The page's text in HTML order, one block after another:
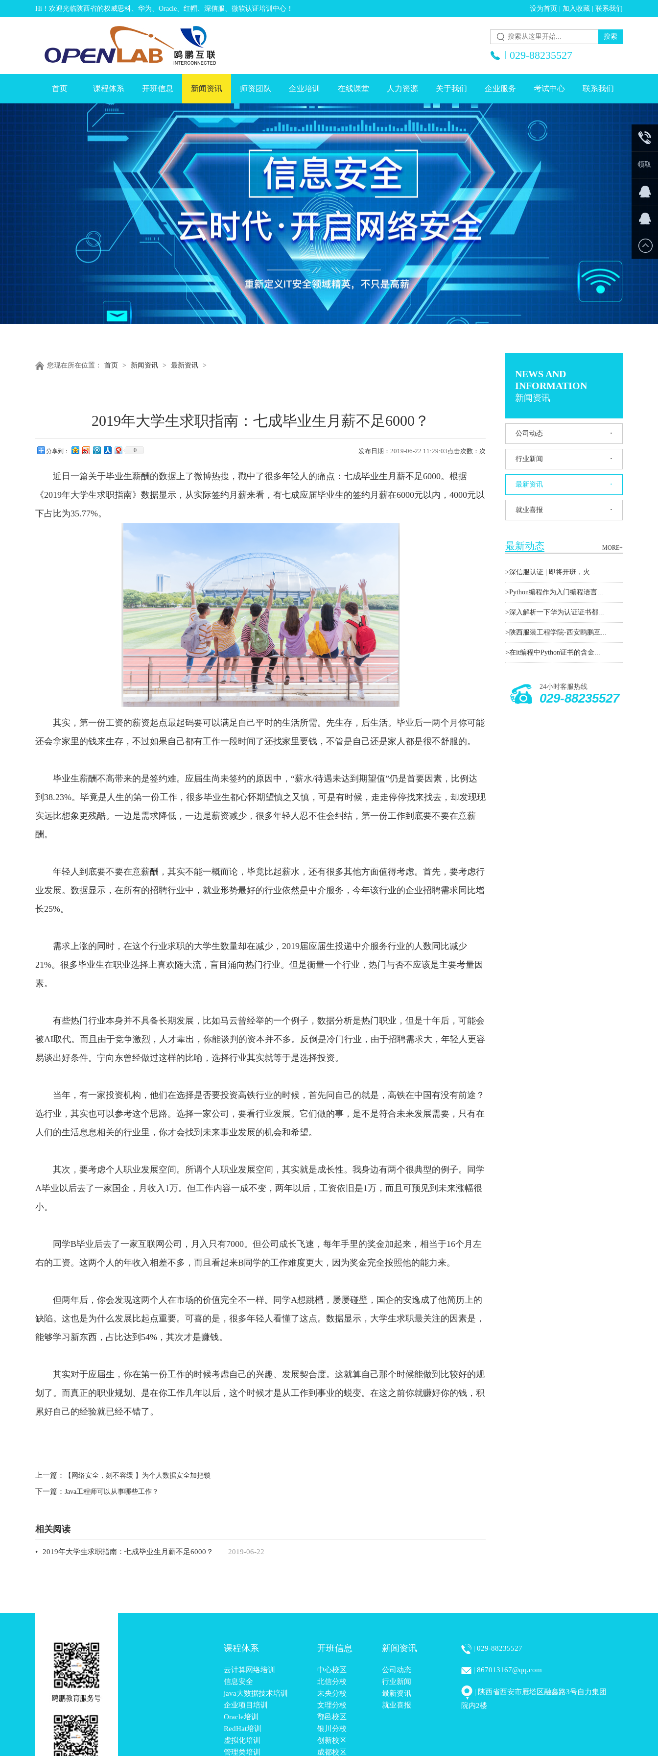
Hi！欢迎光临陕西省的权威思科、华为、Oracle、红帽、深信服、微软认证培训中心！ 设为首页 加入收藏 联系我们
| 029-88235527
首页 课程体系 开班信息 新闻资讯 师资团队 企业培训 在线课堂 人力资源 关于我们 企业服务 考试中心 联系我们
NEWSAND
INFORMATION
新闻资讯
公司动态 ·
行业新闻 ·
最新资讯 ·
就业喜报 ·
最新动态 MORE+
>深信服认证|即将开班，火...
>Python编程作为入门编程语言...
>深入解析一下华为认证证书都...
>陕西服装工程学院-西安鸥鹏互...
>在it编程中Python证书的含金...
24小时客服热线
029-88235527
您现在所在位置： 首页 > 新闻资讯 > 最新资讯 >
2019年大学生求职指南：七成毕业生月薪不足6000？
发布日期： 2019-06-2211:29:03点击次数： 次
分享到： 0
近日一篇关于毕业生薪酬的数据上了微博热搜，戳中了很多年轻人的痛点：七成毕业生月薪不足6000。根据
《2019年大学生求职指南》数据显示，从实际签约月薪来看，有七成应届毕业生的签约月薪在6000元以内，4000元以
下占比为35.77%。
其实，第一份工资的薪资起点最起码要可以满足自己平时的生活所需。先生存，后生活。毕业后一两个月你可能
还会拿家里的钱来生存，不过如果自己都有工作一段时间了还找家里要钱，不管是自己还是家人都是很不舒服的。
毕业生薪酬不高带来的是签约难。应届生尚未签约的原因中，“薪水/待遇未达到期望值”仍是首要因素，比例达
到38.23%。毕竟是人生的第一份工作，很多毕业生都心怀期望慎之又慎，可是有时候，走走停停找来找去，却发现现
实远比想象更残酷。一边是需求降低，一边是薪资减少，很多年轻人忍不住会纠结，第一份工作到底要不要在意薪
酬。
年轻人到底要不要在意薪酬，其实不能一概而论，毕竟比起薪水，还有很多其他方面值得考虑。首先，要考虑行
业发展。数据显示，在所有的招聘行业中，就业形势最好的行业依然是中介服务，今年该行业的企业招聘需求同比增
长25%。
需求上涨的同时，在这个行业求职的大学生数量却在减少，2019届应届生投递中介服务行业的人数同比减少
21%。很多毕业生在职业选择上喜欢随大流，盲目涌向热门行业。但是衡量一个行业，热门与否不应该是主要考量因
素。
有些热门行业本身并不具备长期发展，比如马云曾经举的一个例子，数据分析是热门职业，但是十年后，可能会
被AI取代。而且由于竞争激烈，人才辈出，你能谈判的资本并不多。反倒是冷门行业，由于招聘需求大，年轻人更容
易谈出好条件。宁向东曾经做过这样的比喻，选择行业其实就等于是选择投资。
当年，有一家投资机构，他们在选择是否要投资高铁行业的时候，首先问自己的就是，高铁在中国有没有前途？
选行业，其实也可以参考这个思路。选择一家公司，要看行业发展。它们做的事，是不是符合未来发展需要，只有在
人们的生活息息相关的行业里，你才会找到未来事业发展的机会和希望。
其次，要考虑个人职业发展空间。所谓个人职业发展空间，其实就是成长性。我身边有两个很典型的例子。同学
A毕业以后去了一家国企，月收入1万。但工作内容一成不变，两年以后，工资依旧是1万，而且可预见到未来涨幅很
小。
同学B毕业后去了一家互联网公司，月入只有7000。但公司成长飞速，每年手里的奖金加起来，相当于16个月左
右的工资。这两个人的年收入相差不多，而且看起来B同学的工作难度更大，因为奖金完全按照他的能力来。
但两年后，你会发现这两个人在市场的价值完全不一样。同学A想跳槽，屡屡碰壁，国企的安逸成了他简历上的
缺陷。这也是为什么发展比起点重要。可喜的是，很多年轻人看懂了这点。数据显示，大学生求职最关注的因素是，
能够学习新东西，占比达到54%，其次才是赚钱。
其实对于应届生，你在第一份工作的时候考虑自己的兴趣、发展契合度。这就算自己那个时候能做到比较好的规
划了。而真正的职业规划、是在你工作几年以后，这个时候才是从工作到事业的蜕变。在这之前你就赚好你的钱，积
累好自己的经验就已经不错了。
上一篇： 【网络安全，刻不容缓】为个人数据安全加把锁
下一篇： Java工程师可以从事哪些工作？
相关阅读
• 2019年大学生求职指南：七成毕业生月薪不足6000？ 2019-06-22
课程体系
云计算网络培训
信息安全
java大数据技术培训
企业项目培训
Oracle培训
RedHat培训
虚拟化培训
管理类培训
开班信息
中心校区
北信分校
未央分校
文理分校
鄠邑校区
银川分校
创新校区
成都校区
新闻资讯
公司动态
行业新闻
最新资讯
就业喜报
|029-88235527
|867013167@qq.com
|陕西省西安市雁塔区融鑫路3号自力集团
院内2楼
029-
领取
价值月
薪20K高
薪课
企业QQ
企业QQ